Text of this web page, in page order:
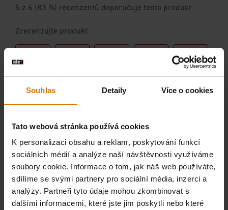
Souhlas Detaily Více o cookies
Tato webová stránka používá cookies
K personalizaci obsahu a reklam, poskytování funkcí
sociálních médií a analýze naší návštěvnosti využíváme
soubory cookie. Informace o tom, jak náš web používáte,
sdílíme se svými partnery pro sociální média, inzerci a
analýzy. Partneři tyto údaje mohou zkombinovat s
dalšími informacemi, které jste jim poskytli nebo které